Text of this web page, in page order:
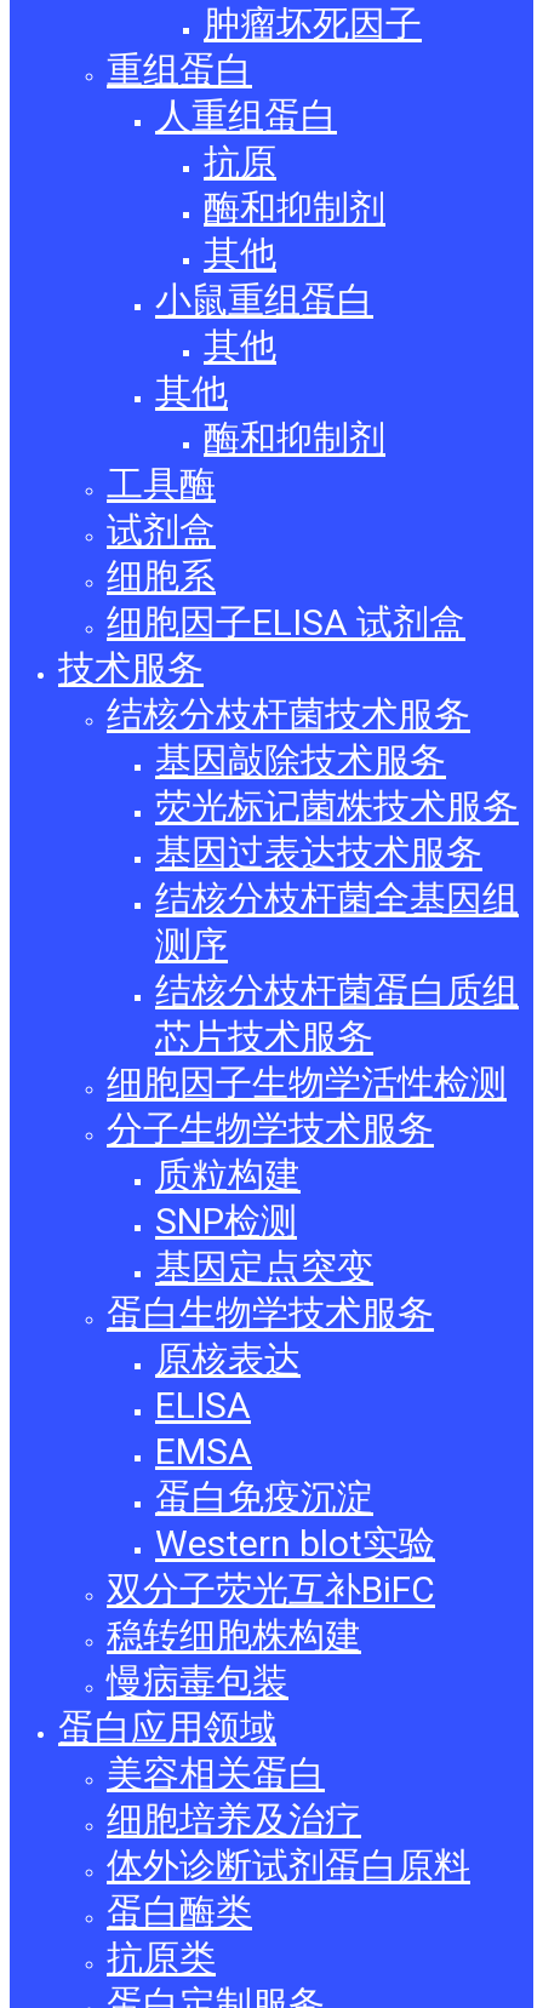
肿瘤坏死因子
重组蛋白
人重组蛋白
抗原
酶和抑制剂
其他
小鼠重组蛋白
其他
其他
酶和抑制剂
工具酶
试剂盒
细胞系
细胞因子ELISA 试剂盒
技术服务
结核分枝杆菌技术服务
基因敲除技术服务
荧光标记菌株技术服务
基因过表达技术服务
结核分枝杆菌全基因组
测序
结核分枝杆菌蛋白质组
芯片技术服务
细胞因子生物学活性检测
分子生物学技术服务
质粒构建
SNP检测
基因定点突变
蛋白生物学技术服务
原核表达
ELISA
EMSA
蛋白免疫沉淀
Western blot实验
双分子荧光互补BiFC
稳转细胞株构建
慢病毒包装
蛋白应用领域
美容相关蛋白
细胞培养及治疗
体外诊断试剂蛋白原料
蛋白酶类
抗原类